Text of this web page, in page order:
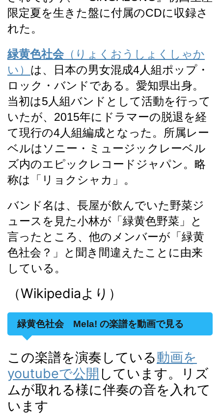
限定夏を生きた盤に付属のCDに収録さ
れた 。
緑黄色社会（りょくおうしょくしゃか
い） は、日本の男女混成4人組ポップ・
ロック・バンドである。愛知県出身。
当初は5人組バンドとして活動を行って
いたが、2015年にドラマーの脱退を経
て現行の4人組編成となった。所属レー
ベルはソニー・ミュージックレーベル
ズ内のエピックレコードジャパン。略
称は「リョクシャカ」 。
バンド名は、長屋が飲んでいた野菜ジ
ュースを見た小林が「緑黄色野菜」と
言ったところ、他のメンバーが「緑黄
色社会？」と聞き間違えたことに由来
している 。
（Wikipediaより）
緑黄色社会 Mela! の楽譜を動画で見る
この楽譜を演奏している動画を
youtubeで公開 しています。リズ
ムが取れる様に伴奏の音を入れて
います